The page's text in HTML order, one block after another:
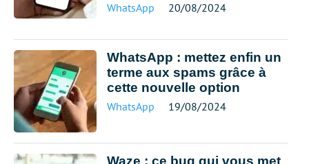
WhatsApp 20/08/2024
WhatsApp : mettez enfin un
terme aux spams grâce à
cette nouvelle option
WhatsApp 19/08/2024
Waze : ce bug qui vous met